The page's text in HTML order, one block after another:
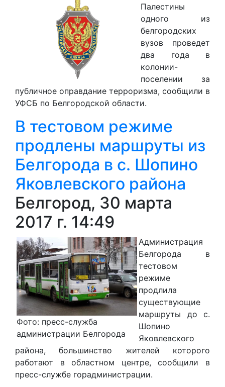
Палестины
одного из
белгородских
вузов проведет
два года в
колонии-
поселении за
публичное оправдание терроризма, сообщили в
УФСБ по Белгородской области.
В тестовом режиме
продлены маршруты из
Белгорода в с. Шопино
Яковлевского района
Белгород, 30 марта
2017 г. 14:49
Фото: пресс-служба
администрации Белгорода
Администрация
Белгорода в
тестовом
режиме
продлила
существующие
маршруты до с.
Шопино
Яковлевского
района, большинство жителей которого
работают в областном центре, сообщили в
пресс-службе горадминистрации.